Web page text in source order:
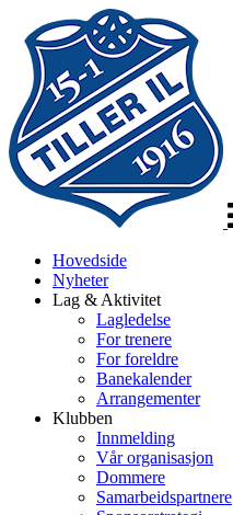
Hovedside
Nyheter
Lag & Aktivitet
Lagledelse
For trenere
For foreldre
Banekalender
Arrangementer
Klubben
Innmelding
Vår organisasjon
Dommere
Samarbeidspartnere